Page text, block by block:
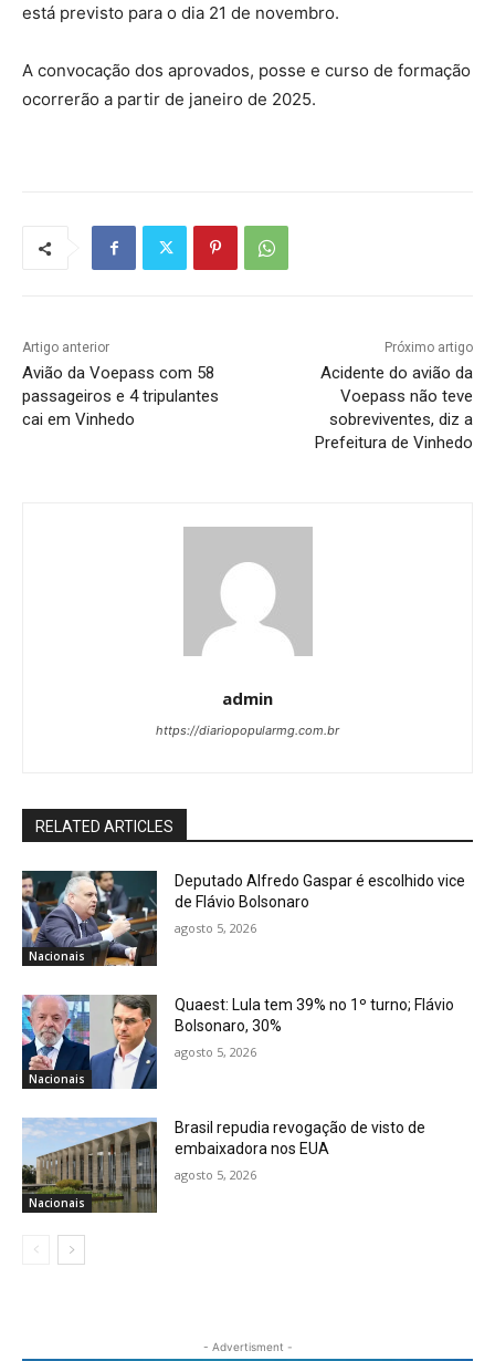
está previsto para o dia 21 de novembro.
A convocação dos aprovados, posse e curso de formação
ocorrerão a partir de janeiro de 2025.
Artigo anterior
Avião da Voepass com 58
passageiros e 4 tripulantes
cai em Vinhedo
Próximo artigo
Acidente do avião da
Voepass não teve
sobreviventes, diz a
Prefeitura de Vinhedo
admin
https://diariopopularmg.com.br
RELATED ARTICLES
Nacionais
Deputado Alfredo Gaspar é escolhido vice
de Flávio Bolsonaro
agosto 5, 2026
Nacionais
Quaest: Lula tem 39% no 1º turno; Flávio
Bolsonaro, 30%
agosto 5, 2026
Nacionais
Brasil repudia revogação de visto de
embaixadora nos EUA
agosto 5, 2026
- Advertisment -